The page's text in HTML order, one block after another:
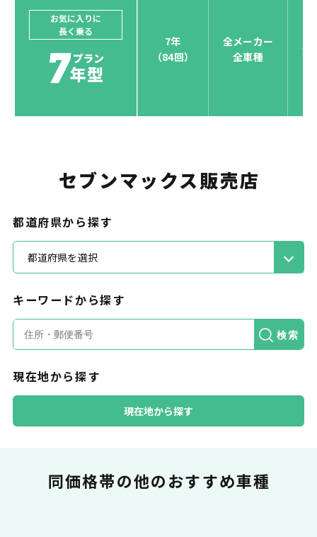
他にはないサービスがクレジットカード決済、賢くポ
イント運用も！
お支払いを一元管理！しかも
ポイント還元
普段のお買い物同様、お車の月々利用料をカ
お気に入りに
長く乗る
7年
（84回）
全メーカー
全車種
全
セブンマックス販売店
都道府県から探す
都道府県を選択
キーワードから探す
検索
現在地から探す
現在地から探す
同価格帯の他のおすすめ車種